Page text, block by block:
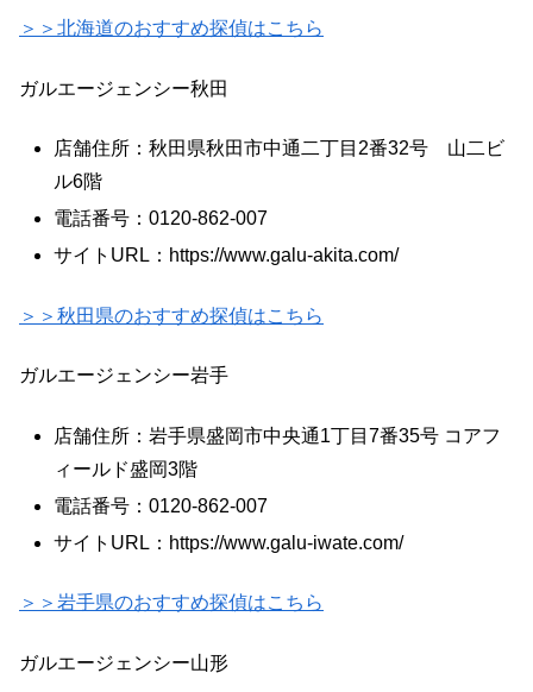
＞＞北海道のおすすめ探偵はこちら
ガルエージェンシー秋田
店舗住所：秋田県秋田市中通二丁目2番32号 山二ビ
ル6階
電話番号：0120-862-007
サイトURL：https://www.galu-akita.com/
＞＞秋田県のおすすめ探偵はこちら
ガルエージェンシー岩手
店舗住所：岩手県盛岡市中央通1丁目7番35号 コアフ
ィールド盛岡3階
電話番号：0120-862-007
サイトURL：https://www.galu-iwate.com/
＞＞岩手県のおすすめ探偵はこちら
ガルエージェンシー山形